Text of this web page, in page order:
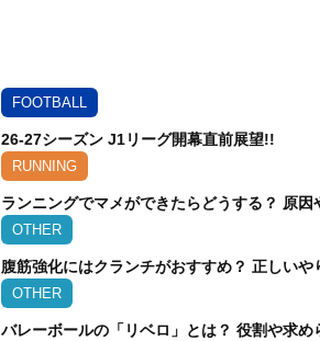
FOOTBALL
26-27シーズン J1リーグ開幕直前展望!!
RUNNING
ランニングでマメができたらどうする？ 原
OTHER
腹筋強化にはクランチがおすすめ？ 正しいや
OTHER
バレーボールの「リベロ」とは？ 役割や求め